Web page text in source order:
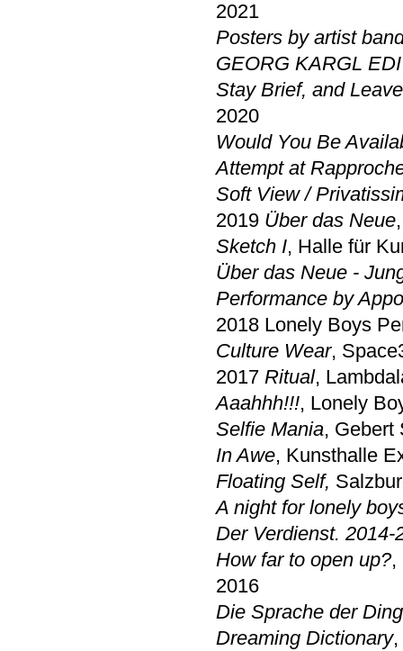
2021
Posters by artist
GEORG KARGL
Stay Brief, and Leave
2020
Would You Be
Attempt at
Soft View /
2019 Über das Neue
Sketch I, Halle für
Über das Neue -
Performance by
2018 Lonely Boys
Culture Wear,
2017 Ritual,
Aaahhh!!!, Lonely
Selfie Mania, Gebert
In Awe, Kunsthalle
Floating Self,
A night for lonely
Der Verdienst. 2014-
How far to open up?,
2016
Die Sprache der
Dreaming Dictionary,